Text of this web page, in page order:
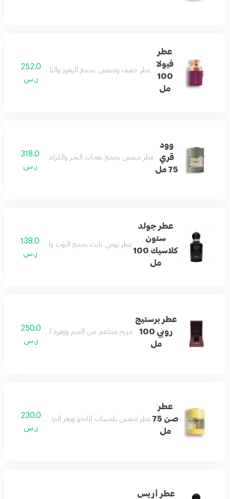
عطر
فيولا
100
مل
عطر خفيف ومنعش يجمع الزهور والياسمين252.0
ر.س
وود
قري
75 مل
عطر منعش يجمع نفحات البحر والكراميل والجلد318.0
ر.س
عطر جولد
ستون
كلاسيك 100
مل
عطر يومي ثابت يجمع التوت والكشمش مع العنبر
138.0
ر.س
عطر برستيج
روبي 100
مل
مزيج متناغم من العنبر وزهرة البرتقال المنعشة
250.0
ر.س
عطر
صن 75
مل
عطر منعش بلمسات المانجو وزهر البرتقال وخشب
230.0
ر.س
عطر أريس